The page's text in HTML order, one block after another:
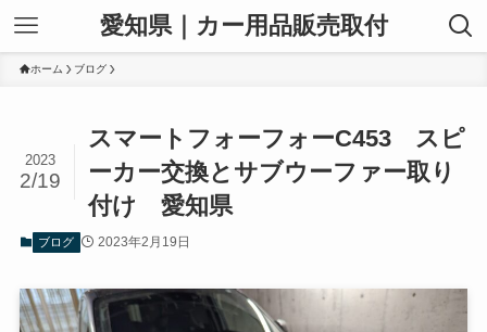
愛知県｜カー用品販売取付
ホーム ブログ
スマートフォーフォーC453 スピ
ーカー交換とサブウーファー取り
付け 愛知県
2023
2/19
ブログ 2023年2月19日